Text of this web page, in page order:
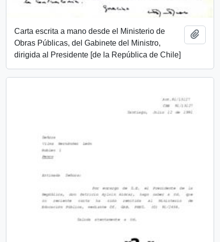
Carta escrita a mano desde el Ministerio de
Obras Públicas, del Gabinete del Ministro,
dirigida al Presidente [de la República de Chile]